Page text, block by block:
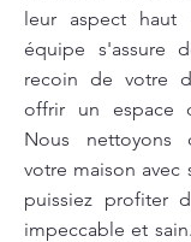
leur aspect haut
équipe s'assure
recoin de votre
offrir un espace
Nous nettoyons
votre maison avec
puissiez profiter
impeccable et